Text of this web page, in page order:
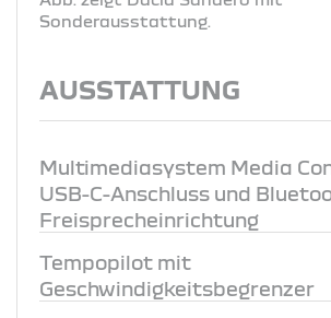
Sonderausstattung.
AUSSTATTUNG
Multimediasystem Media
USB-C-Anschluss und
Freisprecheinrichtung
Tempopilot mit
Geschwindigkeitsbegrenzer